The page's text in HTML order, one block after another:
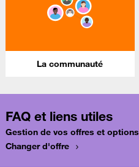
La communauté
FAQ et liens utiles
Gestion de vos offres et options
Changer d'offre